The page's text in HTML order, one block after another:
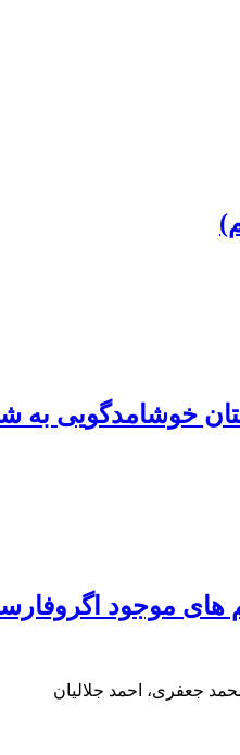
خوشامدگویی به
موجود
جعفری، احمد جلالیان